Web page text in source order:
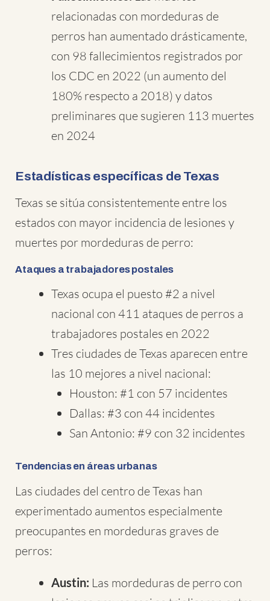
relacionadas con mordeduras de
perros han aumentado drásticamente,
con 98 fallecimientos registrados por
los CDC en 2022 (un aumento del
180% respecto a 2018) y datos
preliminares que sugieren 113 muertes
en 2024
Estadísticas específicas de Texas
Texas se sitúa consistentemente entre los
estados con mayor incidencia de lesiones y
muertes por mordeduras de perro:
Ataques a trabajadores postales
Texas ocupa el puesto #2 a nivel
nacional con 411 ataques de perros a
trabajadores postales en 2022
Tres ciudades de Texas aparecen entre
las 10 mejores a nivel nacional:
Houston: #1 con 57 incidentes
Dallas: #3 con 44 incidentes
San Antonio: #9 con 32 incidentes
Tendencias en áreas urbanas
Las ciudades del centro de Texas han
experimentado aumentos especialmente
preocupantes en mordeduras graves de
perros:
Austin: Las mordeduras de perro con